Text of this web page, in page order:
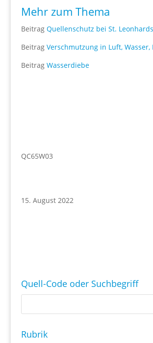
Mehr zum Thema
Beitrag Quellenschutz bei St. Leonhards
Beitrag Verschmutzung in Luft, Wasser,
Beitrag Wasserdiebe
QC65W03
15. August 2022
Quell-Code oder Suchbegriff
Rubrik